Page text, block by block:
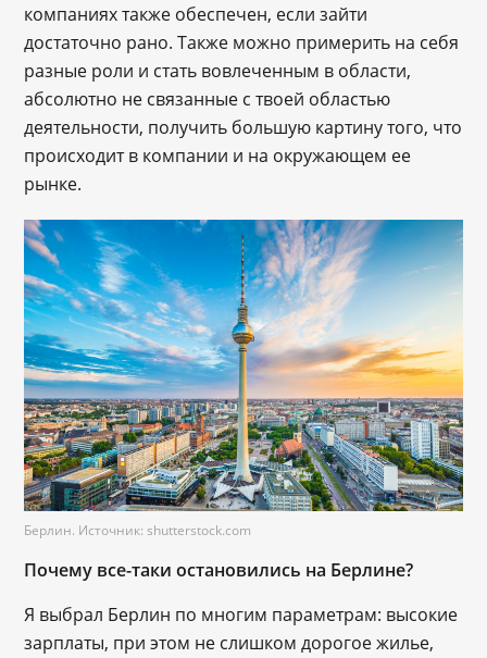
компаниях также обеспечен, если зайти
достаточно рано. Также можно примерить на себя
разные роли и стать вовлеченным в области,
абсолютно не связанные с твоей областью
деятельности, получить большую картину того, что
происходит в компании и на окружающем ее
рынке.
Берлин. Источник: shutterstock.com
Почему все-таки остановились на Берлине?
Я выбрал Берлин по многим параметрам: высокие
зарплаты, при этом не слишком дорогое жилье,